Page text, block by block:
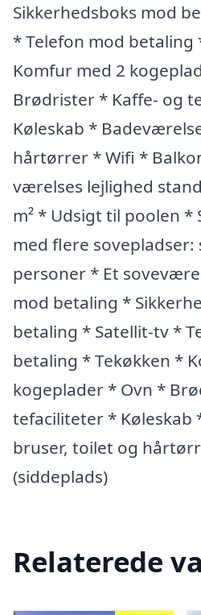
Sikkerhedsboks mod
* Telefon mod betaling
Komfur med 2
Brødrister * Kaffe- og
Køleskab *
hårtørrer * Wifi *
værelses lejlighed
m² * Udsigt til poolen
med flere sovepladser:
personer * Et
mod betaling *
betaling * Satellit-tv *
betaling * Tekøkken *
kogeplader * Ovn *
tefaciliteter * Køleskab
bruser, toilet og
(siddeplads)
Relaterede